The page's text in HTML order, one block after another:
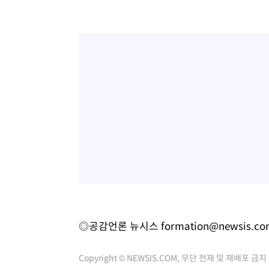
◎공감언론 뉴시스
Copyright © NEWSIS.COM, 무단 전재 및 재배포 금지